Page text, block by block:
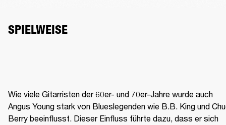
SPIELWEISE
Wie viele Gitarristen der 60er- und 70er-Jahre wurde auch
Angus Young stark von Blueslegenden wie B.B. King und
Berry beeinflusst. Dieser Einfluss führte dazu, dass er sich